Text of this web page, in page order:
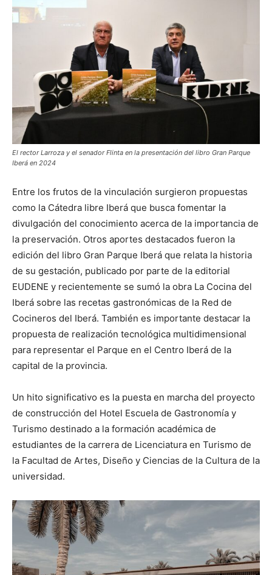
El rector Larroza y el senador Flinta en la presentación del libro Gran Parque
Iberá en 2024
Entre los frutos de la vinculación surgieron propuestas
como la Cátedra libre Iberá que busca fomentar la
divulgación del conocimiento acerca de la importancia de
la preservación. Otros aportes destacados fueron la
edición del libro Gran Parque Iberá que relata la historia
de su gestación, publicado por parte de la editorial
EUDENE y recientemente se sumó la obra La Cocina del
Iberá sobre las recetas gastronómicas de la Red de
Cocineros del Iberá. También es importante destacar la
propuesta de realización tecnológica multidimensional
para representar el Parque en el Centro Iberá de la
capital de la provincia.
Un hito significativo es la puesta en marcha del proyecto
de construcción del Hotel Escuela de Gastronomía y
Turismo destinado a la formación académica de
estudiantes de la carrera de Licenciatura en Turismo de
la Facultad de Artes, Diseño y Ciencias de la Cultura de la
universidad.